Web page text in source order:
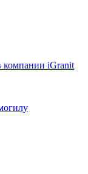
компании iGranit